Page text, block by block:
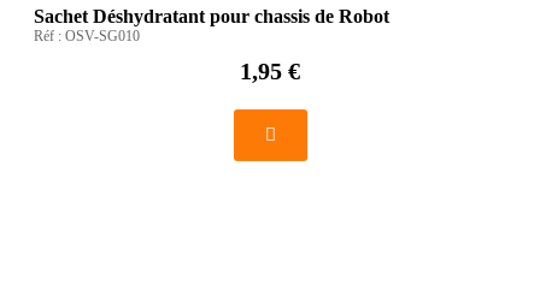
Sachet Déshydratant pour chassis de Robot
Réf : OSV-SG010
1,95 €